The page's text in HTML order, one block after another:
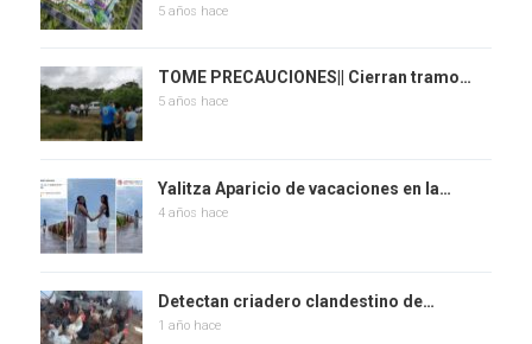
5 años hace
TOME PRECAUCIONES|| Cierran tramo…
5 años hace
Yalitza Aparicio de vacaciones en la…
4 años hace
Detectan criadero clandestino de…
1 año hace